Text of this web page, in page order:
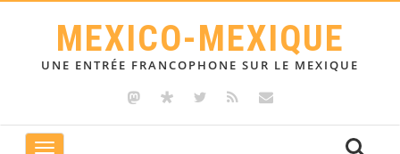
MEXICO-MEXIQUE
UNE ENTRÉE FRANCOPHONE SUR LE MEXIQUE
Toggle